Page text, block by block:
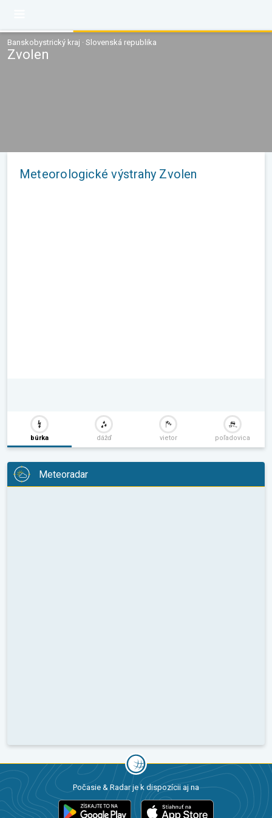
Banskobystrický kraj · Slovenská republika
Zvolen
Meteorologické výstrahy Zvolen
búrka dážď vietor poľadovica
Meteoradar
Počasie & Radar je k dispozícii aj na